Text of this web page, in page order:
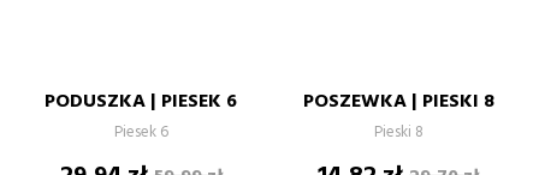
PODUSZKA | PIESEK 6
Piesek 6
POSZEWKA | PIESKI 8
Pieski 8